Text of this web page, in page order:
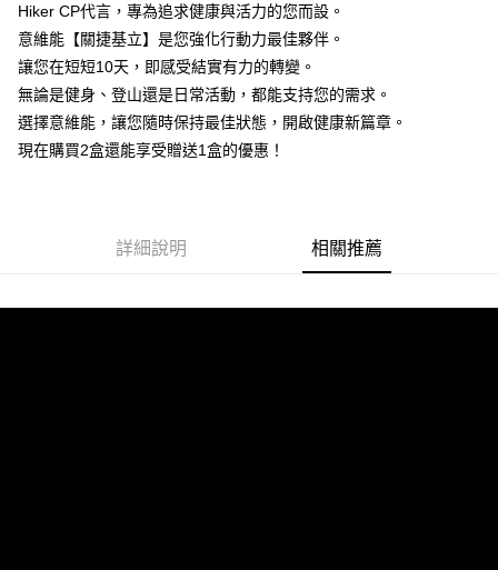
權轉讓予恩沛科技股份有限公司。
２．關於個人資料處理事宜，請瀏覽以下網址：
https://aftee.tw/terms/#terms3
３．未成年的使用者請事先徵得法定代理人或監護人之同意方可使用
「AFTEE先享後付」，若未經同意申辦者引起之損失，本公司不負相關責
任。
４．使用「AFTEE先享後付」時，將依據個別帳號之用戶狀況，依本公司即
時審查核予不同之上限額度；若仍有額度不足之情形，本公司將視審查結果
Hiker CP代言，專為追求健康與活力的您而設。
意維能【關捷基立】是您強化行動力最佳夥伴。
讓您在短短10天，即感受結實有力的轉變。
無論是健身、登山還是日常活動，都能支持您的需求。
選擇意維能，讓您隨時保持最佳狀態，開啟健康新篇章。
現在購買2盒還能享受贈送1盒的優惠！
詳細說明 相關推薦